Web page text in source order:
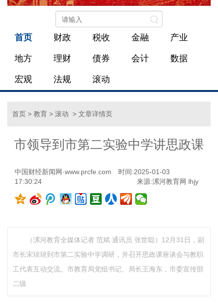
首页 财政 税收 金融 产业
地方 理财 债券 会计 数据
宏观 法规 滚动
首页 > 教育 > 滚动 > 文章详情页
市领导到市第二实验中学讲思政课
中国财经新闻网·www.prcfe.com
时间:2025-01-03
17:30:24
来源:漯河教育网 lhjy
（漯河教育全媒体记者 范斌 通讯员 张世聪）12月31日，副
市长宋琰琰到市第二实验中学调研，并召开思政课座谈会与教职
工代表互动交流。市教育局党组书记、局长王海东，市委宣传部
二级